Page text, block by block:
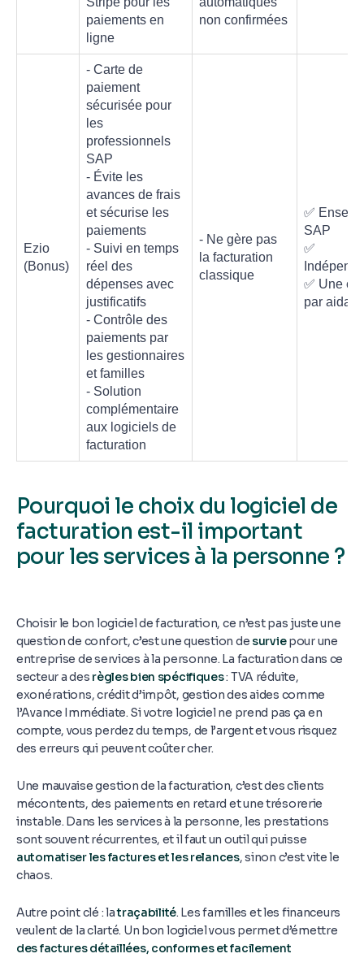
paiements en
ligne
non confirmées
Ezio
(Bonus)
- Carte de
paiement
sécurisée pour
les
professionnels
SAP
- Évite les
avances de frais
et sécurise les
paiements
- Suivi en temps
réel des
dépenses avec
justificatifs
- Contrôle des
paiements par
les gestionnaires
et familles
- Solution
complémentaire
aux logiciels de
facturation
- Ne gère pas
la facturation
classique
✅
SAP
✅
✅ Une
par aidant
Pourquoi le choix du logiciel de
facturation est-il important
pour les services à la personne ?
Choisir le bon logiciel de facturation, ce n’est pas juste une
question de confort, c’est une question de surviepour une
entreprise de services à la personne. La facturation dans ce
secteur a des règles bien spécifiques: TVA réduite,
exonérations, crédit d’impôt, gestion des aides comme
l’Avance Immédiate. Si votre logiciel ne prend pas ça en
compte, vous perdez du temps, de l’argent et vous risquez
des erreurs qui peuvent coûter cher.
Une mauvaise gestion de la facturation, c’est des clients
mécontents, des paiements en retard et une trésorerie
instable. Dans les services à la personne, les prestations
sont souvent récurrentes, et il faut un outil qui puisse
automatiser les factures et les relances, sinon c’est vite le
chaos.
Autre point clé : latraçabilité. Les familles et les financeurs
veulent de la clarté. Un bon logiciel vous permet d’émettre
des factures détaillées, conformes et facilement